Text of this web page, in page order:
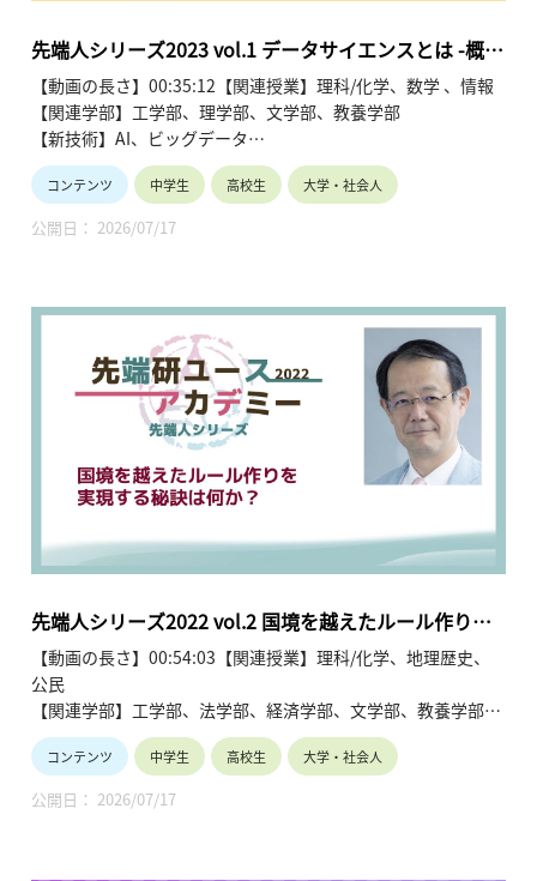
先端人シリーズ2023 vol.1 データサイエンスとは -概要
と歴史的背景-
【動画の長さ】00:35:12【関連授業】理科/化学、数学 、情報
【関連学部】工学部、理学部、文学部、教養学部
【新技術】AI、ビッグデータ
講師：上田宏生
コンピュータや人工知能（AI）をはじめとする情報技術は、私
の普及や「ビッグデータ解析」の登場などを経て飛躍的に発展
してきました。また、このような圧倒的な計算資源を背景に進
化した深層学習（ディープラーニング）や大規模言語モデル
（ChatGPTなど）は、人間特有と思われていた「抽象的な概念
の理解」すらも可能にしつつあります。これにより、AIが人類
の知能を超える「シンギュラリティ」の議論が現実味を帯びて
きています。技術が指数関数的なスピードで進歩する中、最新
のAIは人間に寄り添うような振る舞いを見せるようになり、
「AIは意識を持つのか」・「そもそも人間の意識や自由意志と
は何なのか」といった哲学的な問いも注目を集めています。本
がら、人間と人工知能の関係性がますます変化するこれからの
世界を私たちがどう捉えていくべきかについて深い示唆を提示
しています。
コンテンツ 中学生 高校生 大学・社会人
公開日： 2026/07/17
先端人シリーズ2022 vol.2 国境を越えたルール作りを
実現する秘訣は何か？
【動画の長さ】00:54:03【関連授業】理科/化学、地理歴史、
公民
【関連学部】工学部、法学部、経済学部、文学部、教養学部
講師：玉井克哉
科学技術はしばしば社会に大きな変革をもたらし、時には世界
コンテンツ 中学生 高校生 大学・社会人
公開日： 2026/07/17